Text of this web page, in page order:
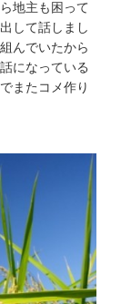
地主も困って
して話しまし
んでいたから
になっている
またコメ作り